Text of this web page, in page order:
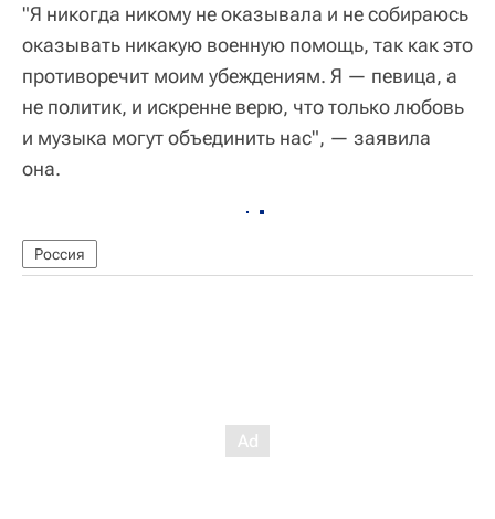
"Я никогда никому не оказывала и не собираюсь
оказывать никакую военную помощь, так как это
противоречит моим убеждениям. Я — певица, а
не политик, и искренне верю, что только любовь
и музыка могут объединить нас", — заявила
она.
Россия